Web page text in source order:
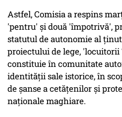
Astfel, Comisia a respins
'pentru' şi două 'împotrivă',
statutul de autonomie al
proiectului de lege,
constituie în comunitate
identităţii sale istorice, în
de şanse a cetăţenilor şi
naţionale maghiare.